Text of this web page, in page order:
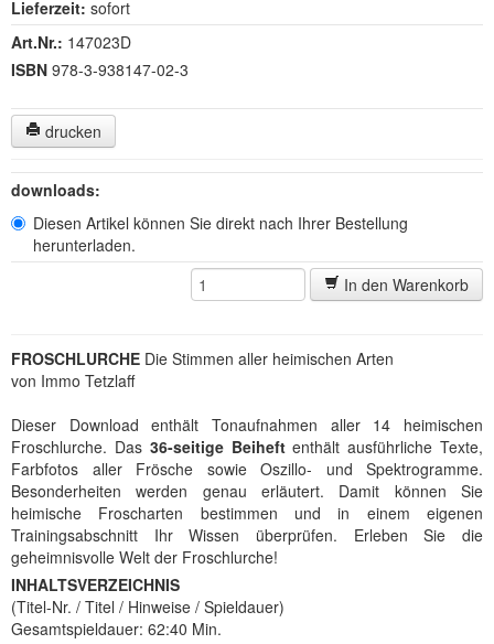
Lieferzeit: sofort
Art.Nr.: 147023D
ISBN 978-3-938147-02-3
drucken
downloads:
Diesen Artikel können Sie direkt nach Ihrer Bestellung
herunterladen.
In den Warenkorb
FROSCHLURCHE Die Stimmen aller heimischen Arten
von Immo Tetzlaff
Dieser Download enthält Tonaufnahmen aller 14 heimischen
Froschlurche. Das 36-seitige Beiheftenthält ausführliche Texte,
Farbfotos aller Frösche sowie Oszillo- und Spektrogramme.
Besonderheiten werden genau erläutert. Damit können Sie
heimische Froscharten bestimmen und in einem eigenen
Trainingsabschnitt Ihr Wissen überprüfen. Erleben Sie die
geheimnisvolle Welt der Froschlurche!
INHALTSVERZEICHNIS
(Titel-Nr. / Titel / Hinweise / Spieldauer)
Gesamtspieldauer: 62:40 Min.